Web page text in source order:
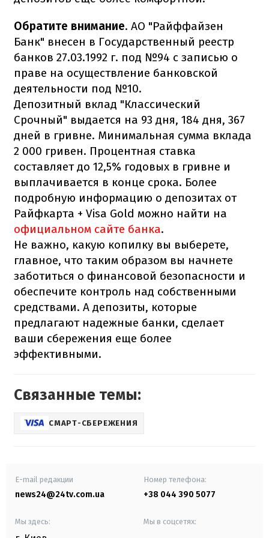
Обратите внимание. АО "Райффайзен
Банк" внесен в Государственный реестр
банков 27.03.1992 г. под №94 с записью о
праве на осуществление банковской
деятельности под №10.
Депозитный вклад "Классический
Срочный" выдается на 93 дня, 184 дня, 367
дней в гривне. Минимальная сумма вклада
2 000 гривен. Процентная ставка
составляет до 12,5% годовых в гривне и
выплачивается в конце срока. Более
подробную информацию о депозитах от
Райфкарта + Visa Gold можно найти на
официальном сайте банка.
Не важно, какую копилку вы выберете,
главное, что таким образом вы начнете
заботиться о финансовой безопасности и
обеспечите контроль над собственными
средствами. А депозиты, которые
предлагают надежные банки, сделает
ваши сбережения еще более
эффективными.
Связанные темы:
СМАРТ-СБЕРЕЖЕНИЯ
E-mail редакции
news24@24tv.com.ua
Номер телефона:
+38 044 390 5077
Мы здесь: Мы в соцсетях: